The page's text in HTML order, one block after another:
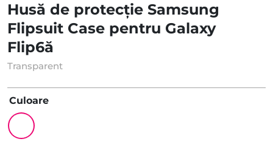
Husă de protecție Samsung
Flipsuit Case pentru Galaxy
Flip6ă
Transparent
Culoare